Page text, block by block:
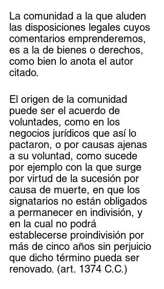
La comunidad a la que aluden
las disposiciones legales cuyos
comentarios emprenderemos,
es a la de bienes o derechos,
como bien lo anota el autor
citado.
El origen de la comunidad
puede ser el acuerdo de
voluntades, como en los
negocios jurídicos que así lo
pactaron, o por causas ajenas
a su voluntad, como sucede
por ejemplo con la que surge
por virtud de la sucesión por
causa de muerte, en que los
signatarios no están obligados
a permanecer en indivisión, y
en la cual no podrá
establecerse proindivisión por
más de cinco años sin perjuicio
que dicho término pueda ser
renovado. (art. 1374 C.C.)